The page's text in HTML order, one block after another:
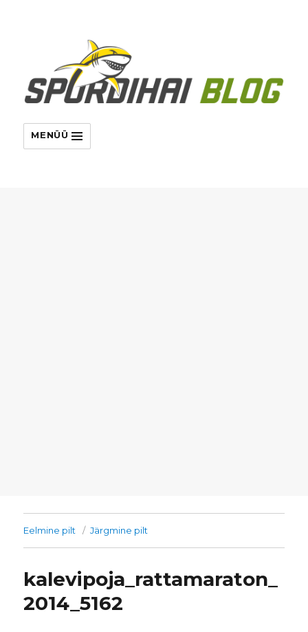
MENÜÜ
Eelmine pilt Järgmine pilt
kalevipoja_rattamaraton_
2014_5162